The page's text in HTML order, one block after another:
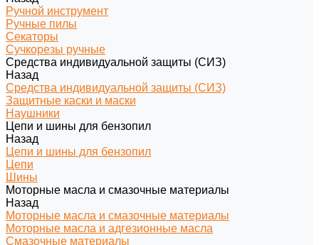
Ручной инструмент
Ручные пилы
Секаторы
Сучкорезы ручные
Средства индивидуальной защиты (СИЗ)
Назад
Средства индивидуальной защиты (СИЗ)
Защитные каски и маски
Наушники
Цепи и шины для бензопил
Назад
Цепи и шины для бензопил
Цепи
Шины
Моторные масла и смазочные материалы
Назад
Моторные масла и смазочные материалы
Моторные масла и адгезионные масла
Смазочные материалы